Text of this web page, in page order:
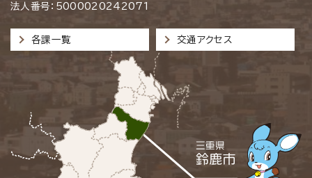
法人番号：5000020242071
各課一覧 交通アクセス